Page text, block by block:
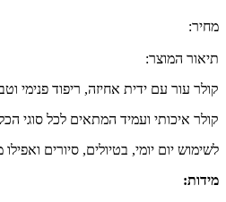
מחיר:
תיאור המוצר:
קולר עור עם ידית אחיזה, ריפוד פנימי
קולר איכותי ועמיד המתאים לכל סוגי
לשימוש יום יומי, בטיולים, סיורים
מידות: